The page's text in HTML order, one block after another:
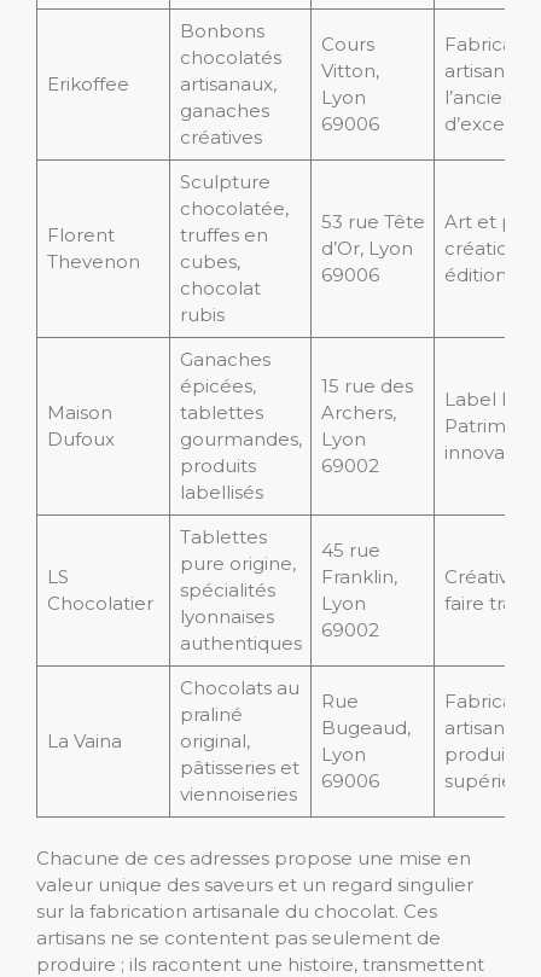
Erikoffee
Bonbons
chocolatés
artisanaux,
ganaches
créatives
Cours
Vitton,
Lyon
69006
artisanale
Florent
Thevenon
Sculpture
chocolatée,
truffes en
cubes,
chocolat
rubis
53 rue Tête
d’Or, Lyon
69006
Art et
créations
éditions
Maison
Dufoux
Ganaches
épicées,
tablettes
gourmandes,
produits
labellisés
15 rue des
Archers,
Lyon
69002
Label
innovation
LS
Chocolatier
Tablettes
pure origine,
spécialités
lyonnaises
authentiques
45 rue
Franklin,
Lyon
69002
Créativité
faire
La Vaina
Chocolats au
praliné
original,
pâtisseries et
viennoiseries
Rue
Bugeaud,
Lyon
69006
artisanale
produits
Chacune de ces adresses propose une mise en
valeur unique des saveurs et un regard singulier
sur la fabrication artisanale du chocolat. Ces
artisans ne se contentent pas seulement de
produire ; ils racontent une histoire, transmettent